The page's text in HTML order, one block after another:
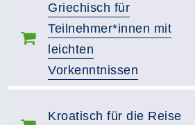
Griechisch für
Teilnehmer*innen mit
leichten
Vorkenntnissen
Kroatisch für die Reise